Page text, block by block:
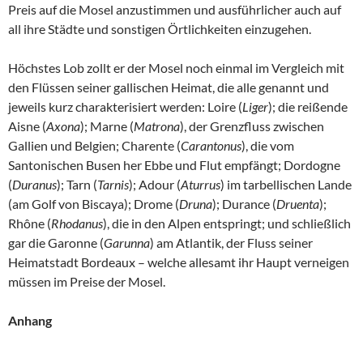
Preis auf die Mosel anzustimmen und ausführlicher auch auf
all ihre Städte und sonstigen Örtlichkeiten einzugehen.
Höchstes Lob zollt er der Mosel noch einmal im Vergleich mit
den Flüssen seiner gallischen Heimat, die alle genannt und
jeweils kurz charakterisiert werden: Loire (Liger); die reißende
Aisne (Axona); Marne (Matrona), der Grenzfluss zwischen
Gallien und Belgien; Charente (Carantonus), die vom
Santonischen Busen her Ebbe und Flut empfängt; Dordogne
(Duranus); Tarn (Tarnis); Adour (Aturrus) im tarbellischen Lande
(am Golf von Biscaya); Drome (Druna); Durance (Druenta);
Rhône (Rhodanus), die in den Alpen entspringt; und schließlich
gar die Garonne (Garunna) am Atlantik, der Fluss seiner
Heimatstadt Bordeaux – welche allesamt ihr Haupt verneigen
müssen im Preise der Mosel.
Anhang